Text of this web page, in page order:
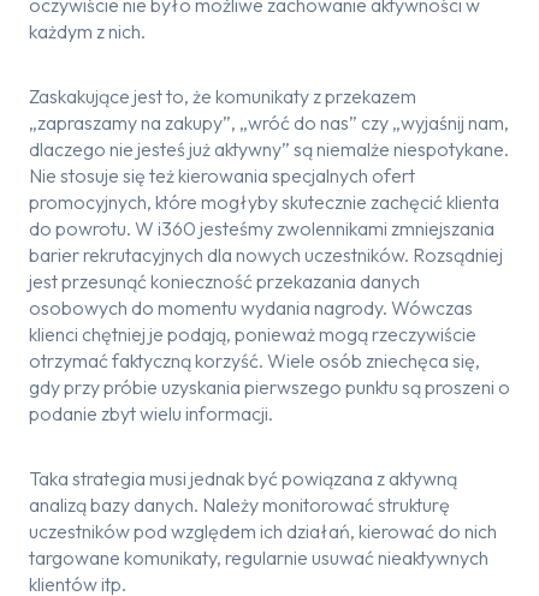
oczywiście nie było możliwe zachowanie aktywności w
każdym z nich.
Zaskakujące jest to, że komunikaty z przekazem
„zapraszamy na zakupy”, „wróć do nas” czy „wyjaśnij nam,
dlaczego nie jesteś już aktywny” są niemalże niespotykane.
Nie stosuje się też kierowania specjalnych ofert
promocyjnych, które mogłyby skutecznie zachęcić klienta
do powrotu. W i360 jesteśmy zwolennikami zmniejszania
barier rekrutacyjnych dla nowych uczestników. Rozsądniej
jest przesunąć konieczność przekazania danych
osobowych do momentu wydania nagrody. Wówczas
klienci chętniej je podają, ponieważ mogą rzeczywiście
otrzymać faktyczną korzyść. Wiele osób zniechęca się,
gdy przy próbie uzyskania pierwszego punktu są proszeni o
podanie zbyt wielu informacji.
Taka strategia musi jednak być powiązana z aktywną
analizą bazy danych. Należy monitorować strukturę
uczestników pod względem ich działań, kierować do nich
targowane komunikaty, regularnie usuwać nieaktywnych
klientów itp.